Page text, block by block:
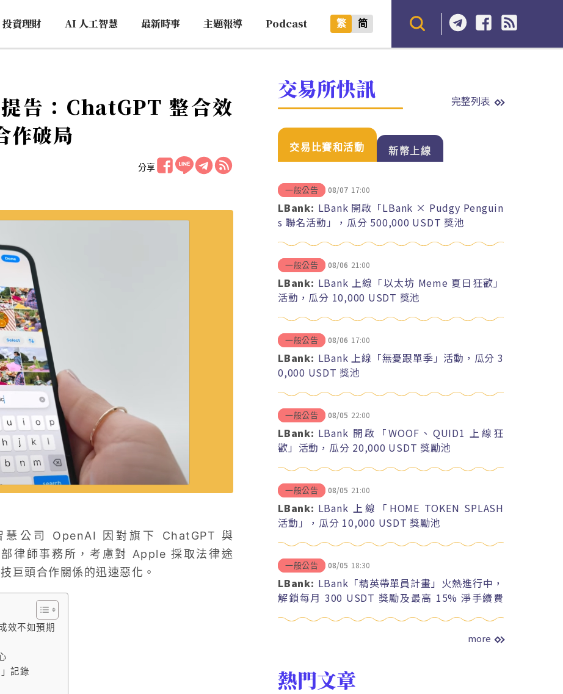
投資理財 AI 人工智慧 最新時事 主題報導 Podcast 繁 简
告：ChatGPT 整合效
作破局
分享
慧公司 OpenAI 因對旗下 ChatGPT 與
律師事務所，考慮對 Apple 採取法律途
巨頭合作關係的迅速惡化。
效不如預期
記錄
交易所快訊 完整列表
交易比賽和活動 新幣上線
一般公告 08/07 17:00
LBank: LBank 開啟「LBank × Pudgy Penguin
s 聯名活動」，瓜分 500,000 USDT 獎池
一般公告 08/06 21:00
LBank: LBank 上線「以太坊 Meme 夏日狂歡」
活動，瓜分 10,000 USDT 獎池
一般公告 08/06 17:00
LBank: LBank 上線「無憂跟單季」活動，瓜分 3
0,000 USDT 獎池
一般公告 08/05 22:00
LBank: LBank 開啟「WOOF、QUID1 上線狂
歡」活動，瓜分 20,000 USDT 獎勵池
一般公告 08/05 21:00
LBank: LBank 上線「HOME TOKEN SPLASH
活動」，瓜分 10,000 USDT 獎勵池
一般公告 08/05 18:30
LBank: LBank「精英帶單員計畫」火熱進行中，
解鎖每月 300 USDT 獎勵及最高 15% 淨手續費
more
熱門文章